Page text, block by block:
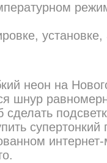
неон на
шнур
сделать